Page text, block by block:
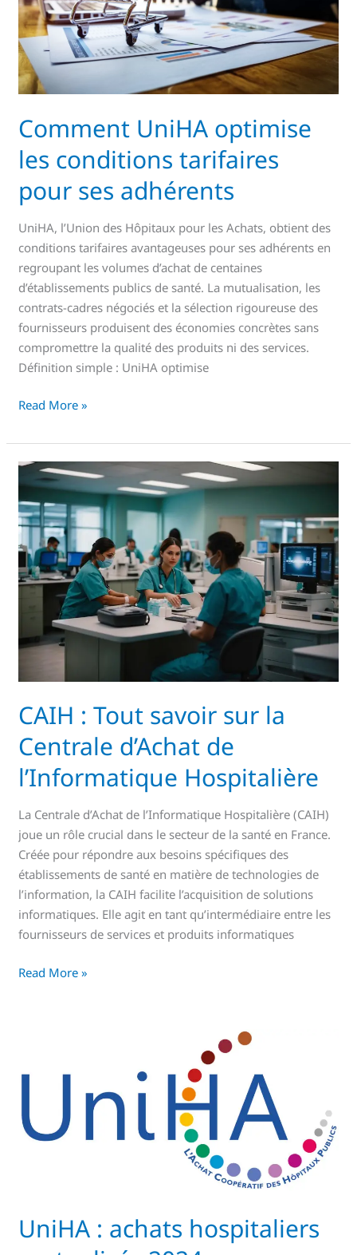
Comment UniHA optimise
les conditions tarifaires
pour ses adhérents
UniHA, l’Union des Hôpitaux pour les Achats, obtient des
conditions tarifaires avantageuses pour ses adhérents en
regroupant les volumes d’achat de centaines
d’établissements publics de santé. La mutualisation, les
contrats-cadres négociés et la sélection rigoureuse des
fournisseurs produisent des économies concrètes sans
compromettre la qualité des produits ni des services.
Définition simple : UniHA optimise
pour
ses
adhérents
Read More »
CAIH : Tout savoir sur la
Centrale d’Achat de
l’Informatique Hospitalière
La Centrale d’Achat de l’Informatique Hospitalière (CAIH)
joue un rôle crucial dans le secteur de la santé en France.
Créée pour répondre aux besoins spécifiques des
établissements de santé en matière de technologies de
l’information, la CAIH facilite l’acquisition de solutions
informatiques. Elle agit en tant qu’intermédiaire entre les
fournisseurs de services et produits informatiques
CAIH
Tout
savoir
sur
la
Centrale
l’Informatique
Read More »
UniHA : achats hospitaliers
achats
mutualisés
2024